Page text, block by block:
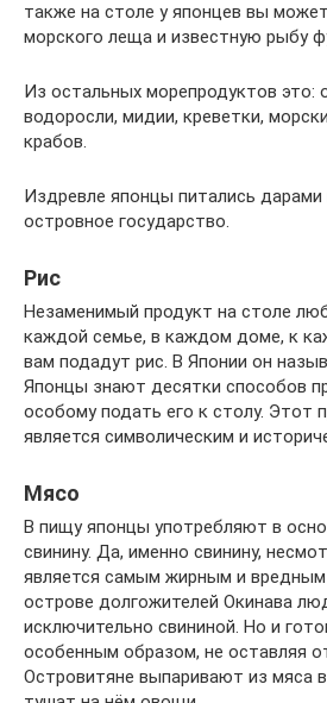
также на столе у японцев вы
морского леща и известную рыбу
Из остальных морепродуктов это:
водоросли, мидии, креветки,
крабов.
Издревле японцы питались
островное государство.
Рис
Незаменимый продукт на столе
каждой семье, в каждом доме, к
вам подадут рис. В Японии он
Японцы знают десятки способов
особому подать его к столу. Этот
является символическим и
Мясо
В пищу японцы употребляют в
свинину. Да, именно свинину,
является самым жирным и
острове долгожителей Окинава
исключительно свининой. Но и
особенным образом, не оставляя
Островитяне выпаривают из мяса